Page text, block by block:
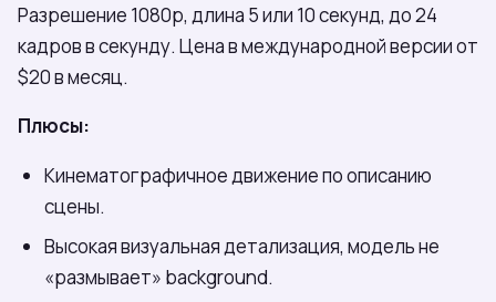
Разрешение 1080p, длина 5 или 10 секунд, до 24
кадров в секунду. Цена в международной версии от
$20 в месяц.
Плюсы:
Кинематографичное движение по описанию
сцены.
Высокая визуальная детализация, модель не
«размывает» background.